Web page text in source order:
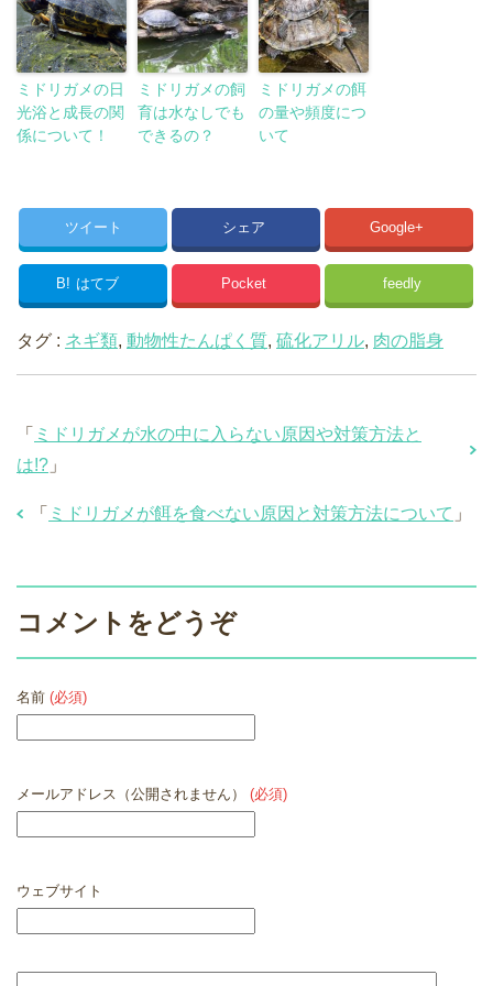
ミドリガメの日
光浴と成長の関
係について！
ミドリガメの飼
育は水なしでも
できるの？
ミドリガメの餌
の量や頻度につ
いて
ツイート シェア Google+
B! はてブ Pocket feedly
タグ : ネギ類, 動物性たんぱく質, 硫化アリル, 肉の脂身
「 ミドリガメが水の中に入らない原因や対策方法と
は!? 」
「 ミドリガメが餌を食べない原因と対策方法について 」
コメントをどうぞ
名前 (必須)
メールアドレス（公開されません） (必須)
ウェブサイト